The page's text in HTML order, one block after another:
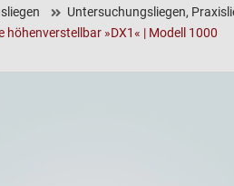
Untersuchungsliegen,
höhenverstellbar »DX1« | Modell 1000